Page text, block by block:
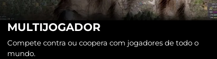
MULTIJOGADOR
Compete contra ou coopera com jogadores de todo o
mundo.